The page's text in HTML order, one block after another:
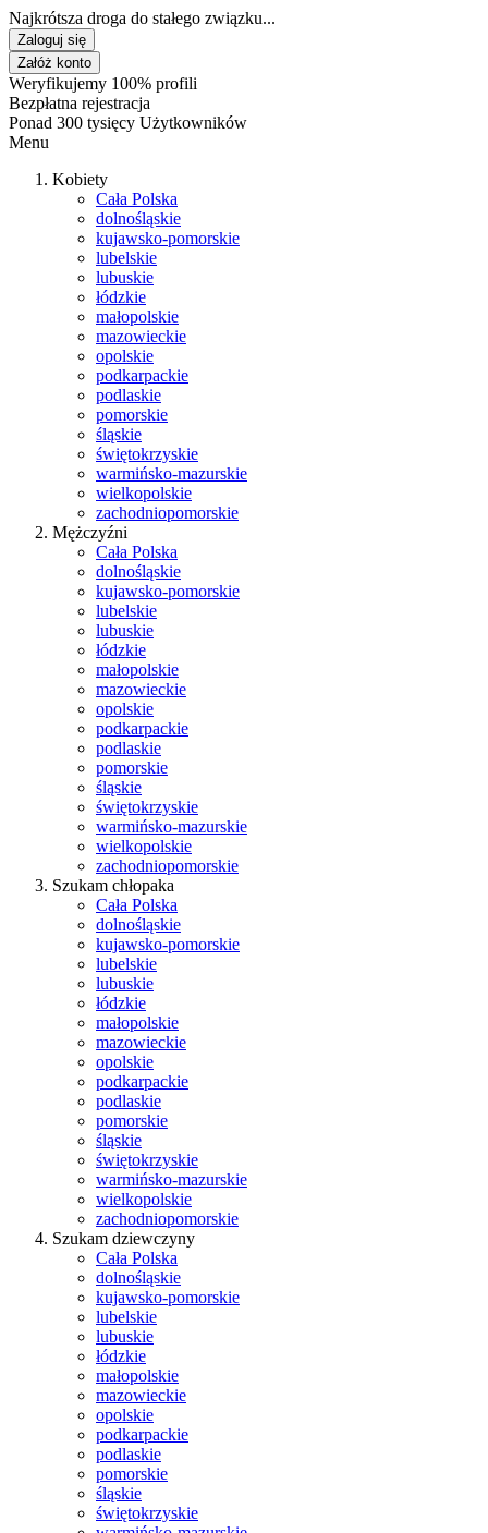
Najkrótsza droga do stałego związku...
Zaloguj się
Załóż konto
Weryfikujemy 100% profili
Bezpłatna rejestracja
Ponad 300 tysięcy Użytkowników
Menu
Kobiety
Cała Polska
dolnośląskie
kujawsko-pomorskie
lubelskie
lubuskie
łódzkie
małopolskie
mazowieckie
opolskie
podkarpackie
podlaskie
pomorskie
śląskie
świętokrzyskie
warmińsko-mazurskie
wielkopolskie
zachodniopomorskie
Mężczyźni
Cała Polska
dolnośląskie
kujawsko-pomorskie
lubelskie
lubuskie
łódzkie
małopolskie
mazowieckie
opolskie
podkarpackie
podlaskie
pomorskie
śląskie
świętokrzyskie
warmińsko-mazurskie
wielkopolskie
zachodniopomorskie
Szukam chłopaka
Cała Polska
dolnośląskie
kujawsko-pomorskie
lubelskie
lubuskie
łódzkie
małopolskie
mazowieckie
opolskie
podkarpackie
podlaskie
pomorskie
śląskie
świętokrzyskie
warmińsko-mazurskie
wielkopolskie
zachodniopomorskie
Szukam dziewczyny
Cała Polska
dolnośląskie
kujawsko-pomorskie
lubelskie
lubuskie
łódzkie
małopolskie
mazowieckie
opolskie
podkarpackie
podlaskie
pomorskie
śląskie
świętokrzyskie